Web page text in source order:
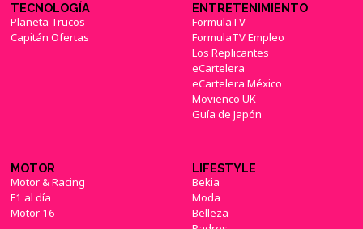
TECNOLOGÍA
Planeta Trucos
Capitán Ofertas
ENTRETENIMIENTO
FormulaTV
FormulaTV Empleo
Los Replicantes
eCartelera
eCartelera México
Movienco UK
Guía de Japón
MOTOR
Motor & Racing
F1 al día
Motor 16
LIFESTYLE
Bekia
Moda
Belleza